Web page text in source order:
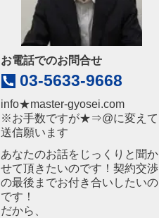
お電話でのお問合せ
03-5633-9668
info★master-gyosei.com
※お手数ですが★⇒@に変えて
送信願います
あなたのお話をじっくりと聞か
せて頂きたいのです！契約交渉
の最後までお付き合いしたいの
です！
だから、